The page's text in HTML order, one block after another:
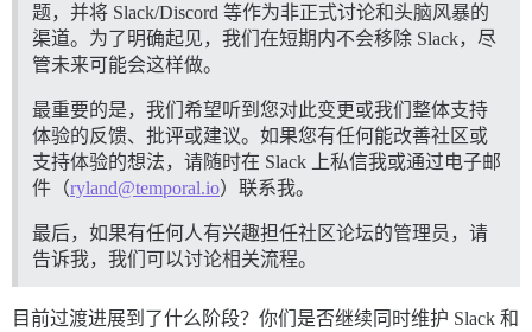
题，并将 Slack/Discord 等作为非正式讨论和头脑风暴的
渠道。为了明确起见，我们在短期内不会移除 Slack，尽
管未来可能会这样做。
最重要的是，我们希望听到您对此变更或我们整体支持
体验的反馈、批评或建议。如果您有任何能改善社区或
支持体验的想法，请随时在 Slack 上私信我或通过电子邮
件（ryland@temporal.io）联系我。
最后，如果有任何人有兴趣担任社区论坛的管理员，请
告诉我，我们可以讨论相关流程。
目前过渡进展到了什么阶段？你们是否继续同时维护 Slack 和